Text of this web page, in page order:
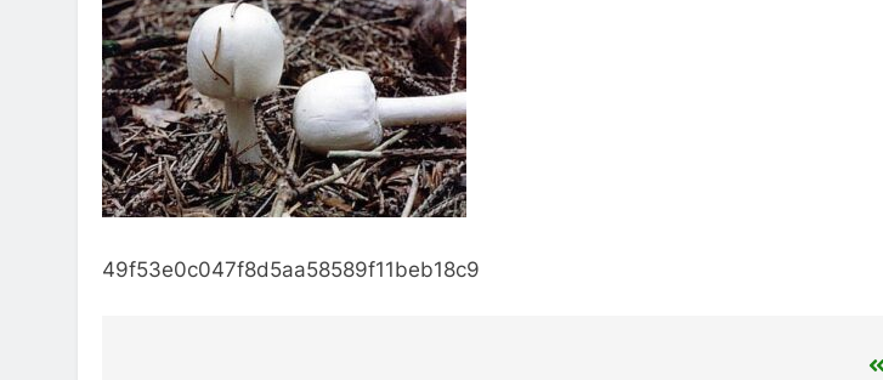
49f53e0c047f8d5aa58589f11beb18c9